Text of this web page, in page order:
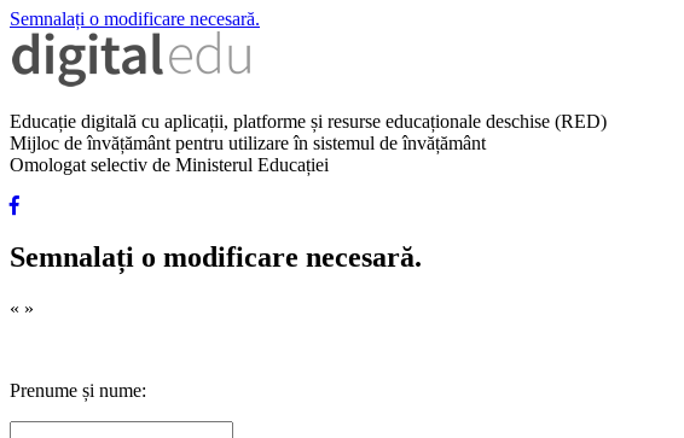
Semnalați o modificare necesară.
Educație digitală cu aplicații, platforme și resurse educaționale deschise (RED)
Mijloc de învățământ pentru utilizare în sistemul de învățământ
Omologat selectiv de Ministerul Educației
Semnalați o modificare necesară.
« »
Prenume și nume: